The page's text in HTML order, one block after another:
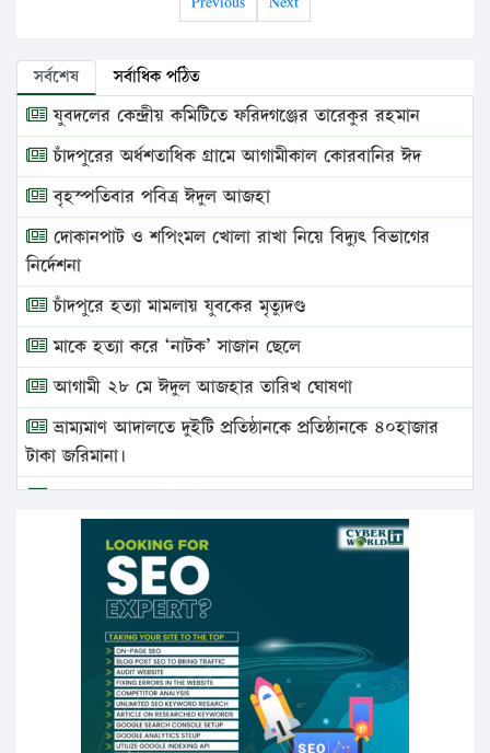
সর্বশেষ সর্বাধিক পঠিত
যুবদলের কেন্দ্রীয় কমিটিতে ফরিদগঞ্জের তারেকুর রহমান
চাঁদপুরের অর্ধশতাধিক গ্রামে আগামীকাল কোরবানির ঈদ
বৃহস্পতিবার পবিত্র ঈদুল আজহা
দোকানপাট ও শপিংমল খোলা রাখা নিয়ে বিদ্যুৎ বিভাগের
নির্দেশনা
চাঁদপুরে হত্যা মামলায় যুবকের মৃত্যুদণ্ড
মাকে হত্যা করে ‘নাটক’ সাজান ছেলে
আগামী ২৮ মে ঈদুল আজহার তারিখ ঘোষণা
ভ্রাম্যমাণ আদালতে দুইটি প্রতিষ্ঠানকে প্রতিষ্ঠানকে ৪০হাজার
টাকা জরিমানা।
এবার লঞ্চের ভাড়া বাড়ল
১৭ থেকে ২১ শতাংশ বিদ্যুতের দাম বাড়ানোর প্রস্তাব পিডিবির
১৬ মে চাঁদপুর ও ২৫ মে ফেনী সফরে যাবেন প্রধানমন্ত্রী
উচ্চশিক্ষায় গৌরবময় অর্জন: পূর্ণ স্কলারশিপে যুক্তরাষ্ট্রে
পিএইচডি করছেন কুয়েটের কৃতি…
সারা দেশে বজ্রাঘাতে ১৪ জনের প্রাণহানি
কঠোর হচ্ছে এসএসসি ও এইচএসসি পরীক্ষা